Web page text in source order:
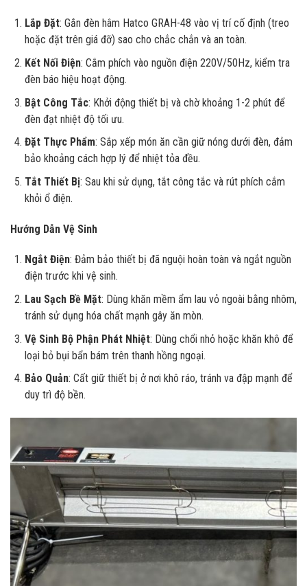
Lắp Đặt: Gắn đèn hâm Hatco GRAH-48 vào vị trí cố định (treo
hoặc đặt trên giá đỡ) sao cho chắc chắn và an toàn.
Kết Nối Điện: Cắm phích vào nguồn điện 220V/50Hz, kiểm tra
đèn báo hiệu hoạt động.
Bật Công Tắc: Khởi động thiết bị và chờ khoảng 1-2 phút để
đèn đạt nhiệt độ tối ưu.
Đặt Thực Phẩm: Sắp xếp món ăn cần giữ nóng dưới đèn, đảm
bảo khoảng cách hợp lý để nhiệt tỏa đều.
Tắt Thiết Bị: Sau khi sử dụng, tắt công tắc và rút phích cắm
khỏi ổ điện.
Hướng Dẫn Vệ Sinh
Ngắt Điện: Đảm bảo thiết bị đã nguội hoàn toàn và ngắt nguồn
điện trước khi vệ sinh.
Lau Sạch Bề Mặt: Dùng khăn mềm ẩm lau vỏ ngoài bằng nhôm,
tránh sử dụng hóa chất mạnh gây ăn mòn.
Vệ Sinh Bộ Phận Phát Nhiệt: Dùng chổi nhỏ hoặc khăn khô để
loại bỏ bụi bẩn bám trên thanh hồng ngoại.
Bảo Quản: Cất giữ thiết bị ở nơi khô ráo, tránh va đập mạnh để
duy trì độ bền.